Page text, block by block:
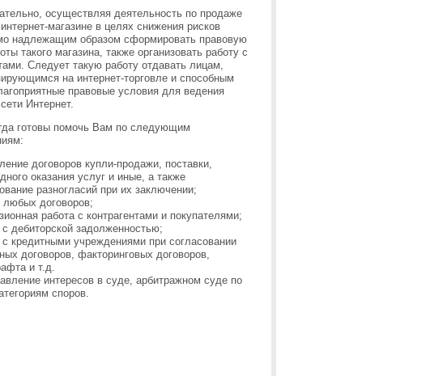
осуществляя деятельность по продаже
магазине в целях снижения рисков
надлежащим образом сформировать правовую
такого магазина, также организовать работу с
Следует такую работу отдавать лицам,
на интернет-торговле и способным
правовые условия для ведения
Интернет.
готовы помочь Вам по следующим
договоров купли-продажи, поставки,
оказания услуг и иные, а также
разногласий при их заключении;
любых договоров;
работа с контрагентами и покупателями;
с дебиторской задолженностью;
с кредитными учреждениями при согласовании
договоров, факторинговых договоров,
и т.д.
интересов в суде, арбитражном суде по
споров.